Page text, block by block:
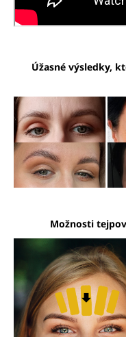
Úžasné výsledky,
Možnosti